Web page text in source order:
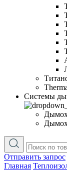
Cистемы
Отправить запрос
Главная